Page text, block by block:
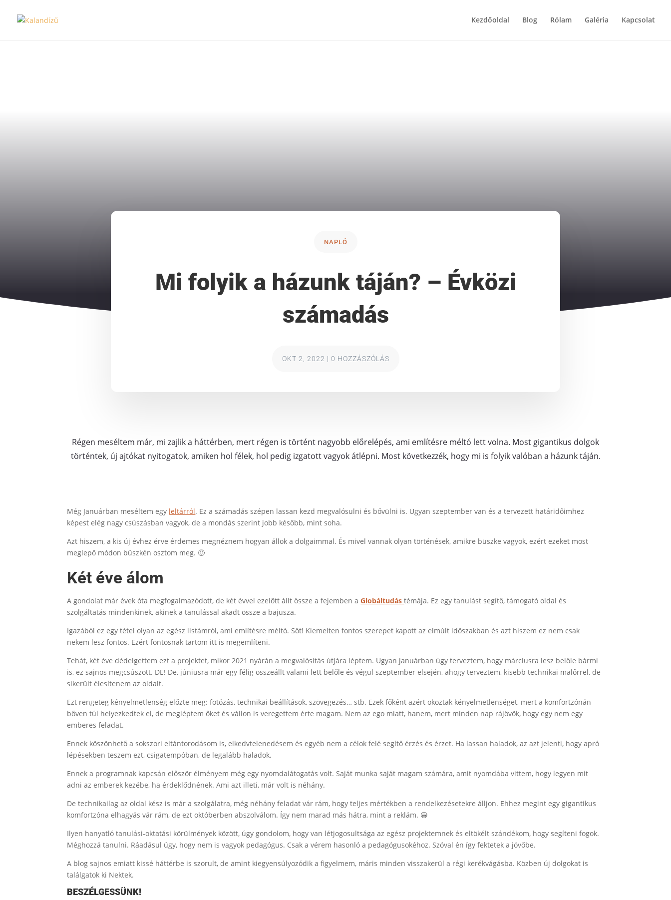
Kezdőoldal Blog Rólam Galéria Kapcsolat
NAPLÓ
Mi folyik a házunk táján? – Évközi
számadás
OKT 2, 2022 | 0 HOZZÁSZÓLÁS
Régen meséltem már, mi zajlik a háttérben, mert régen is történt nagyobb előrelépés, ami említésre méltó lett volna. Most gigantikus dolgok
történtek, új ajtókat nyitogatok, amiken hol félek, hol pedig izgatott vagyok átlépni. Most következzék, hogy mi is folyik valóban a házunk táján.
Még Januárban meséltem egy leltárról. Ez a számadás szépen lassan kezd megvalósulni és bővülni is. Ugyan szeptember van és a tervezett határidőimhez
képest elég nagy csúszásban vagyok, de a mondás szerint jobb később, mint soha.
Azt hiszem, a kis új évhez érve érdemes megnéznem hogyan állok a dolgaimmal. És mivel vannak olyan történések, amikre büszke vagyok, ezért ezeket most
meglepő módon büszkén osztom meg. 🙂
Két éve álom
A gondolat már évek óta megfogalmazódott, de két évvel ezelőtt állt össze a fejemben aGlobáltudástémája. Ez egy tanulást segítő, támogató oldal és
szolgáltatás mindenkinek, akinek a tanulással akadt össze a bajusza.
Igazából ez egy tétel olyan az egész listámról, ami említésre méltó. Sőt! Kiemelten fontos szerepet kapott az elmúlt időszakban és azt hiszem ez nem csak
nekem lesz fontos. Ezért fontosnak tartom itt is megemlíteni.
Tehát, két éve dédelgettem ezt a projektet, mikor 2021 nyárán a megvalósítás útjára léptem. Ugyan januárban úgy terveztem, hogy márciusra lesz belőle bármi
is, ez sajnos megcsúszott. DE! De, júniusra már egy félig összeállt valami lett belőle és végül szeptember elsején, ahogy terveztem, kisebb technikai malőrrel, de
sikerült élesítenem az oldalt.
Ezt rengeteg kényelmetlenség előzte meg: fotózás, technikai beállítások, szövegezés… stb. Ezek főként azért okoztak kényelmetlenséget, mert a komfortzónán
bőven túl helyezkedtek el, de megléptem őket és vállon is veregettem érte magam. Nem az ego miatt, hanem, mert minden nap rájövök, hogy egy nem egy
emberes feladat.
Ennek köszönhető a sokszori eltántorodásom is, elkedvtelenedésem és egyéb nem a célok felé segítő érzés és érzet. Ha lassan haladok, az azt jelenti, hogy apró
lépésekben teszem ezt, csigatempóban, de legalább haladok.
Ennek a programnak kapcsán először élményem még egy nyomdalátogatás volt. Saját munka saját magam számára, amit nyomdába vittem, hogy legyen mit
adni az emberek kezébe, ha érdeklődnének. Ami azt illeti, már volt is néhány.
De technikailag az oldal kész is már a szolgálatra, még néhány feladat vár rám, hogy teljes mértékben a rendelkezésetekre álljon. Ehhez megint egy gigantikus
komfortzóna elhagyás vár rám, de ezt októberben abszolválom. Így nem marad más hátra, mint a reklám. 😀
Ilyen hanyatló tanulási-oktatási körülmények között, úgy gondolom, hogy van létjogosultsága az egész projektemnek és eltökélt szándékom, hogy segíteni fogok.
Méghozzá tanulni. Ráadásul úgy, hogy nem is vagyok pedagógus. Csak a vérem hasonló a pedagógusokéhoz. Szóval én így fektetek a jövőbe.
A blog sajnos emiatt kissé háttérbe is szorult, de amint kiegyensúlyozódik a figyelmem, máris minden visszakerül a régi kerékvágásba. Közben új dolgokat is
találgatok ki Nektek.
BESZÉLGESSÜNK!